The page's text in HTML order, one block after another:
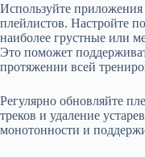
Используйте
плейлистов. Настройте
наиболее грустные или
Это поможет
протяжении всей
Регулярно обновляйте
треков и удаление
монотонности и